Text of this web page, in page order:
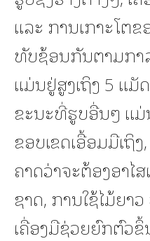
ແລະ ການເກາະໂຕ
ທັບຊ້ອນກັນຕາມກາ
ແມ່ນຢູ່ສູງເຖິງ 5 ແມັ
ຂະນະທີ່ຮູບອື່ນໆ ແ
ຂອບເຂດເອື້ອມມືເຖິ
ຄາດວ່າຈະຕ້ອງອາ
ຊາດ, ການໃຊ້ໄມ້ຍາ
ເຄື່ອງມືຊ່ວຍຍົກຕົວ